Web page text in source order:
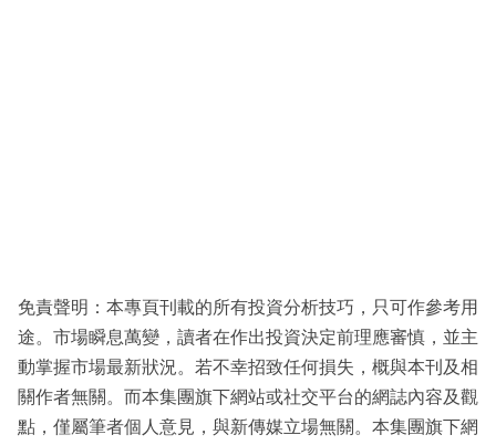
免責聲明：本專頁刊載的所有投資分析技巧，只可作參考用
途。市場瞬息萬變，讀者在作出投資決定前理應審慎，並主
動掌握市場最新狀況。若不幸招致任何損失，概與本刊及相
關作者無關。而本集團旗下網站或社交平台的網誌內容及觀
點，僅屬筆者個人意見，與新傳媒立場無關。本集團旗下網